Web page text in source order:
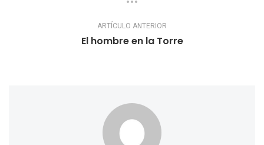
ARTÍCULO ANTERIOR
El hombre en la Torre